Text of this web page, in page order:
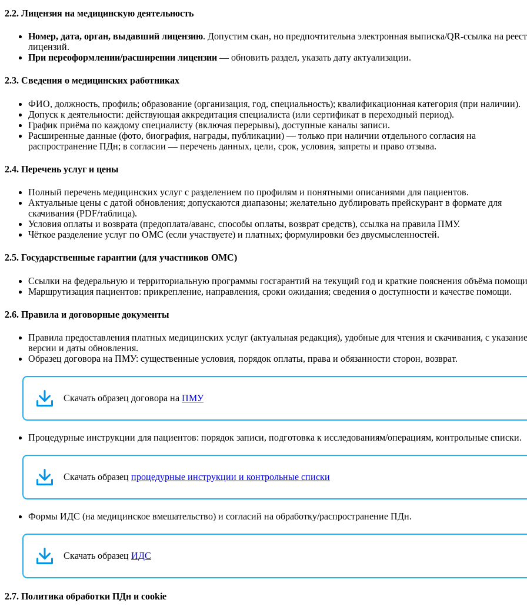
2.2. Лицензия на медицинскую деятельность
Номер, дата, орган, выдавший лицензию. Допустим скан, но предпочтительна электронная выписка/QR-ссылка на
лицензий.
При переоформлении/расширении лицензии — обновить раздел, указать дату актуализации.
2.3. Сведения о медицинских работниках
ФИО, должность, профиль; образование (организация, год, специальность); квалификационная категория (при наличии).
Допуск к деятельности: действующая аккредитация специалиста (или сертификат в переходный период).
График приёма по каждому специалисту (включая перерывы), доступные каналы записи.
Расширенные данные (фото, биография, награды, публикации) — только при наличии отдельного согласия на
распространение ПДн; в согласии — перечень данных, цели, срок, условия, запреты и право отзыва.
2.4. Перечень услуг и цены
Полный перечень медицинских услуг с разделением по профилям и понятными описаниями для пациентов.
Актуальные цены с датой обновления; допускаются диапазоны; желательно дублировать прейскурант в формате для
скачивания (PDF/таблица).
Условия оплаты и возврата (предоплата/аванс, способы оплаты, возврат средств), ссылка на правила ПМУ.
Чёткое разделение услуг по ОМС (если участвуете) и платных; формулировки без двусмысленностей.
2.5. Государственные гарантии (для участников ОМС)
Ссылки на федеральную и территориальную программы госгарантий на текущий год и краткие пояснения объёма
Маршрутизация пациентов: прикрепление, направления, сроки ожидания; сведения о доступности и качестве помощи.
2.6. Правила и договорные документы
Правила предоставления платных медицинских услуг (актуальная редакция), удобные для чтения и скачивания, с
версии и даты обновления.
Образец договора на ПМУ: существенные условия, порядок оплаты, права и обязанности сторон, возврат.
Скачать образец договора на ПМУ
Процедурные инструкции для пациентов: порядок записи, подготовка к исследованиям/операциям, контрольные списки.
Скачать образец процедурные инструкции и контрольные списки
Формы ИДС (на медицинское вмешательство) и согласий на обработку/распространение ПДн.
Скачать образец ИДС
2.7. Политика обработки ПДн и cookie